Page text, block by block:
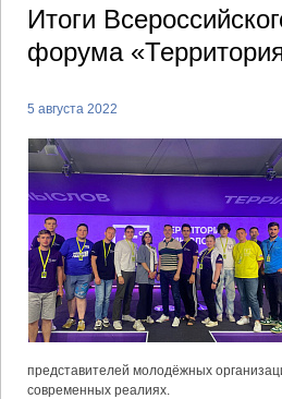
Итоги
форума
5 августа 2022
представителей молодёжных
современных реалиях.